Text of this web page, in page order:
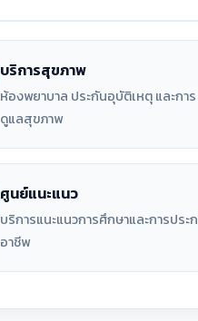
บริการสุขภาพ
ห้องพยาบาล ประกันอุบัติเหตุ และการ
ดูแลสุขภาพ
ศูนย์แนะแนว
บริการแนะแนวการศึกษาและการประ
อาชีพ